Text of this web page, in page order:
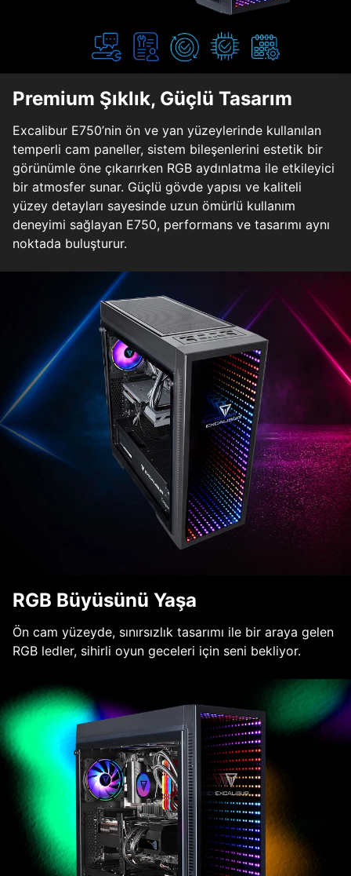
Premium Şıklık, Güçlü Tasarım
Excalibur E750’nin ön ve yan yüzeylerinde kullanılan
temperli cam paneller, sistem bileşenlerini estetik bir
görünümle öne çıkarırken RGB aydınlatma ile etkileyici
bir atmosfer sunar. Güçlü gövde yapısı ve kaliteli
yüzey detayları sayesinde uzun ömürlü kullanım
deneyimi sağlayan E750, performans ve tasarımı aynı
noktada buluşturur.
RGB Büyüsünü Yaşa
Ön cam yüzeyde, sınırsızlık tasarımı ile bir araya gelen
RGB ledler, sihirli oyun geceleri için seni bekliyor.